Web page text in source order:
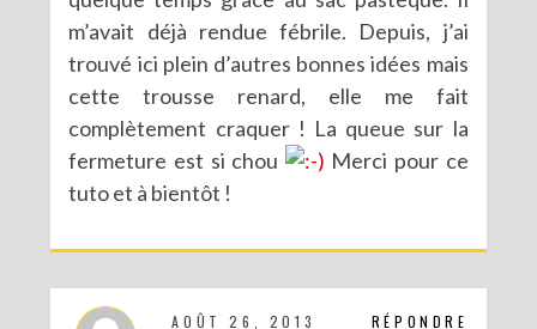
DIY MES CORBEILLES DE BUREAU DENTELLÉES
m’avait déjà rendue fébrile. Depuis, j’ai
trouvé ici plein d’autres bonnes idées mais
cette trousse renard, elle me fait
complètement craquer ! La queue sur la
fermeture est si chou
Merci pour ce
tuto et à bientôt !
RÉPONDRE
AOÛT 26, 2013